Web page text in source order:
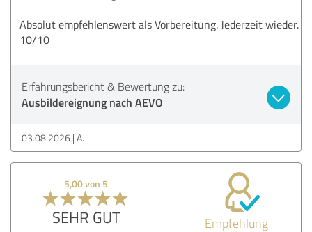
Absolut empfehlenswert als Vorbereitung. Jederzeit wieder.
10/10
Erfahrungsbericht & Bewertung zu:
Ausbildereignung nach AEVO
03.08.2026 A.
5,00 von 5
SEHR GUT Empfehlung